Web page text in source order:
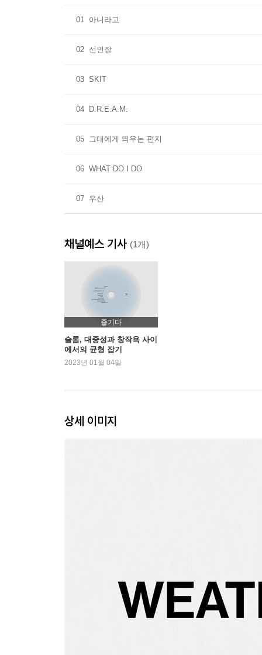
01 아니라고
02 선인장
03 SKIT
04 D.R.E.A.M.
05 그대에게 띄우는 편지
06 WHAT DO I DO
07 우산
채널예스 기사 (1개)
즐기다
슬롬, 대중성과 창작욕 사이
에서의 균형 잡기
2023년 01월 04일
상세 이미지